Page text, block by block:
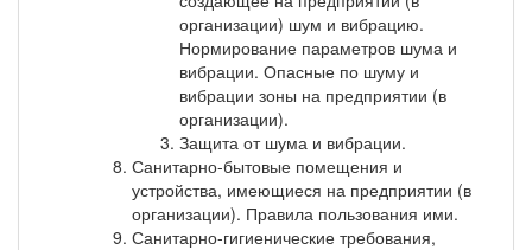
организации) шум и вибрацию.
Нормирование параметров шума и
вибрации. Опасные по шуму и
вибрации зоны на предприятии (в
организации).
Защита от шума и вибрации.
Санитарно-бытовые помещения и
устройства, имеющиеся на предприятии (в
организации). Правила пользования ими.
Санитарно-гигиенические требования,